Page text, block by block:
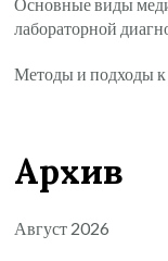
Основные виды
лабораторной
Методы и подходы к
Архив
Август 2026